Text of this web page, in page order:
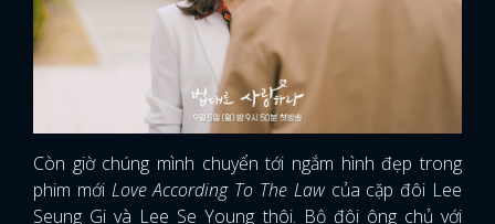
Còn giờ chúng mình chuyển tới ngắm hình đẹp trong
phim mới Love According To The Lawcủa cặp đôi Lee
Seung Gi và Lee Se Young thôi. Bộ đôi ông chủ với